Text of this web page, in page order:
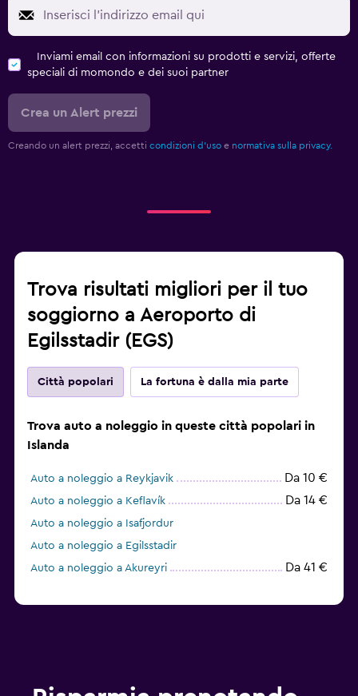
Inviami email con informazioni su prodotti e servizi, offerte
speciali di momondo e dei suoi partner
Crea un Alert prezzi
Creando un alert prezzi, accetti condizioni d'uso e normativa sulla privacy.
Trova risultati migliori per il tuo
soggiorno a Aeroporto di
Egilsstadir (EGS)
Città popolari La fortuna è dalla mia parte
Trova auto a noleggio in queste città popolari in
Islanda
Auto a noleggio a Reykjavik Da 10 €
Auto a noleggio a Keflavík Da 14 €
Auto a noleggio a Isafjordur
Auto a noleggio a Egilsstadir
Auto a noleggio a Akureyri
Da 41 €